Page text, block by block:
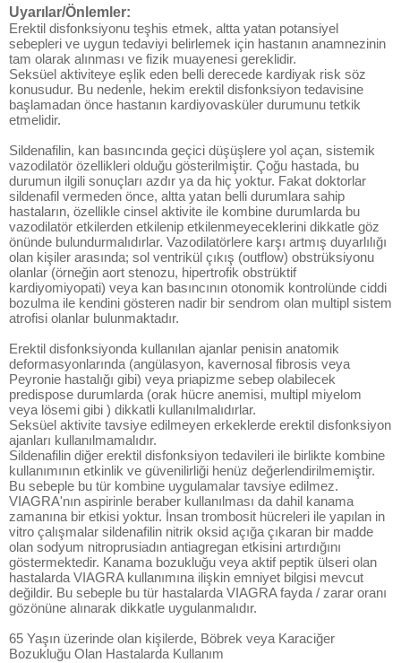
Uyarılar/Önlemler:
Erektil disfonksiyonu teşhis etmek, altta yatan potansiyel
sebepleri ve uygun tedaviyi belirlemek için hastanın anamnezinin
tam olarak alınması ve fizik muayenesi gereklidir.
Seksüel aktiviteye eşlik eden belli derecede kardiyak risk söz
konusudur. Bu nedenle, hekim erektil disfonksiyon tedavisine
başlamadan önce hastanın kardiyovasküler durumunu tetkik
etmelidir.
Sildenafilin, kan basıncında geçici düşüşlere yol açan, sistemik
vazodilatör özellikleri olduğu gösterilmiştir. Çoğu hastada, bu
durumun ilgili sonuçları azdır ya da hiç yoktur. Fakat doktorlar
sildenafil vermeden önce, altta yatan belli durumlara sahip
hastaların, özellikle cinsel aktivite ile kombine durumlarda bu
vazodilatör etkilerden etkilenip etkilenmeyeceklerini dikkatle göz
önünde bulundurmalıdırlar. Vazodilatörlere karşı artmış duyarlılığı
olan kişiler arasında; sol ventrikül çıkış (outflow) obstrüksiyonu
olanlar (örneğin aort stenozu, hipertrofik obstrüktif
kardiyomiyopati) veya kan basıncının otonomik kontrolünde ciddi
bozulma ile kendini gösteren nadir bir sendrom olan multipl sistem
atrofisi olanlar bulunmaktadır.
Erektil disfonksiyonda kullanılan ajanlar penisin anatomik
deformasyonlarında (angülasyon, kavernosal fibrosis veya
Peyronie hastalığı gibi) veya priapizme sebep olabilecek
predispose durumlarda (orak hücre anemisi, multipl miyelom
veya lösemi gibi ) dikkatli kullanılmalıdırlar.
Seksüel aktivite tavsiye edilmeyen erkeklerde erektil disfonksiyon
ajanları kullanılmamalıdır.
Sildenafilin diğer erektil disfonksiyon tedavileri ile birlikte kombine
kullanımının etkinlik ve güvenilirliği henüz değerlendirilmemiştir.
Bu sebeple bu tür kombine uygulamalar tavsiye edilmez.
VIAGRA'nın aspirinle beraber kullanılması da dahil kanama
zamanına bir etkisi yoktur. İnsan trombosit hücreleri ile yapılan in
vitro çalışmalar sildenafilin nitrik oksid açığa çıkaran bir madde
olan sodyum nitroprusiadın antiagregan etkisini artırdığını
göstermektedir. Kanama bozukluğu veya aktif peptik ülseri olan
hastalarda VIAGRA kullanımına ilişkin emniyet bilgisi mevcut
değildir. Bu sebeple bu tür hastalarda VIAGRA fayda / zarar oranı
gözönüne alınarak dikkatle uygulanmalıdır.
65 Yaşın üzerinde olan kişilerde, Böbrek veya Karaciğer
Bozukluğu Olan Hastalarda Kullanım